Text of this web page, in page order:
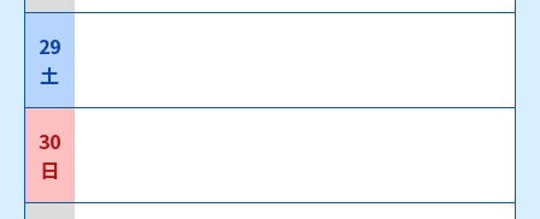
29
土
30
日